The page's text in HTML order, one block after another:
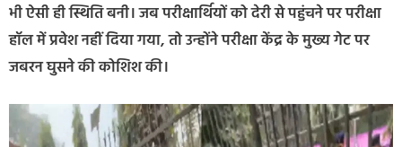
भी ऐसी ही स्थिति बनी। जब परीक्षार्थियों को देरी से पहुंचने पर परीक्षा
हॉल में प्रवेश नहीं दिया गया, तो उन्होंने परीक्षा केंद्र के मुख्य गेट पर
जबरन घुसने की कोशिश की।